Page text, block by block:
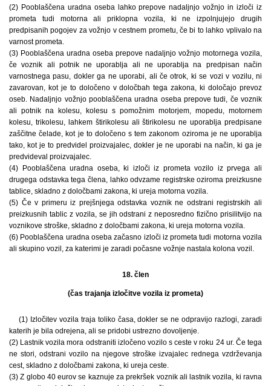
(2) Pooblaščena uradna oseba lahko prepove nadaljnjo vožnjo in izloči iz
prometa tudi motorna ali priklopna vozila, ki ne izpolnjujejo drugih
predpisanih pogojev za vožnjo v cestnem prometu, če bi to lahko vplivalo na
varnost prometa.
(3) Pooblaščena uradna oseba prepove nadaljnjo vožnjo motornega vozila,
če voznik ali potnik ne uporablja ali ne uporablja na predpisan način
varnostnega pasu, dokler ga ne uporabi, ali če otrok, ki se vozi v vozilu, ni
zavarovan, kot je to določeno v določbah tega zakona, ki določajo prevoz
oseb. Nadaljnjo vožnjo pooblaščena uradna oseba prepove tudi, če voznik
ali potnik na kolesu, kolesu s pomožnim motorjem, mopedu, motornem
kolesu, trikolesu, lahkem štirikolesu ali štirikolesu ne uporablja predpisane
zaščitne čelade, kot je to določeno s tem zakonom oziroma je ne uporablja
tako, kot je to predvidel proizvajalec, dokler je ne uporabi na način, ki ga je
predvideval proizvajalec.
(4) Pooblaščena uradna oseba, ki izloči iz prometa vozilo iz prvega ali
drugega odstavka tega člena, lahko odvzame registrske oziroma preizkusne
tablice, skladno z določbami zakona, ki ureja motorna vozila.
(5) Če v primeru iz prejšnjega odstavka voznik ne odstrani registrskih ali
preizkusnih tablic z vozila, se jih odstrani z neposredno fizično prisilitvijo na
voznikove stroške, skladno z določbami zakona, ki ureja motorna vozila.
(6) Pooblaščena uradna oseba začasno izloči iz prometa tudi motorna vozila
ali skupino vozil, za katerimi je zaradi počasne vožnje nastala kolona vozil.
18. člen
(čas trajanja izločitve vozila iz prometa)
(1) Izločitev vozila traja toliko časa, dokler se ne odpravijo razlogi, zaradi
katerih je bila odrejena, ali se pridobi ustrezno dovoljenje.
(2) Lastnik vozila mora odstraniti izločeno vozilo s ceste v roku 24 ur. Če tega
ne stori, odstrani vozilo na njegove stroške izvajalec rednega vzdrževanja
cest, skladno z določbami zakona, ki ureja ceste.
(3) Z globo 40 eurov se kaznuje za prekršek voznik ali lastnik vozila, ki ravna